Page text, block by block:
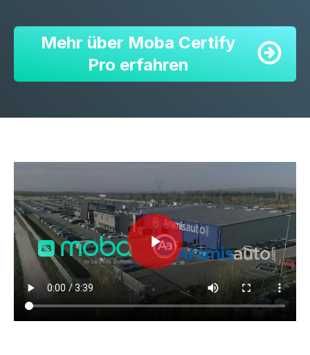
Mehr über Moba Certify
Pro erfahren